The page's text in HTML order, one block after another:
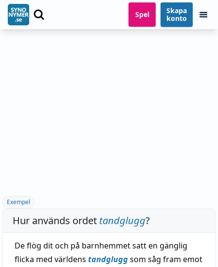
Spel
Skapa
konto
Exempel
Hur används ordet tandglugg?
De flög dit och på barnhemmet satt en gänglig
flicka med världens tandgluggsom såg fram emot